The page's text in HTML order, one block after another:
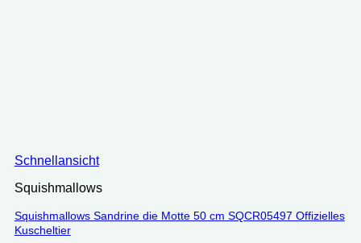
Schnellansicht
Squishmallows
Squishmallows Sandrine die Motte 50 cm SQCR05497 Offizielles
Kuscheltier